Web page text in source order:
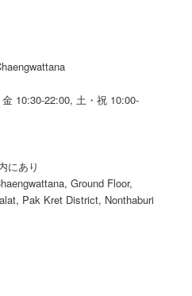
10:30-22:00, 土・祝 10:00-
にあり
Ground Floor,
Pak Kret District, Nonthaburi